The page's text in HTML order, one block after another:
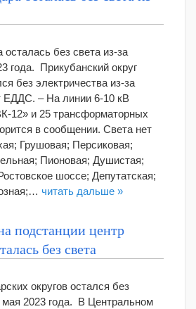
осталась без света из-за
года. Прикубанский округ
без электричества из-за
ЕДДС. – На линии 6-10 кВ
12» и 25 трансформаторных
в сообщении. Света нет
Грушовая; Персиковая;
Пионовая; Душистая;
шоссе; Депутатская;
читать дальше »
подстанции центр
без света
округов остался без
мая 2023 года. В Центральном